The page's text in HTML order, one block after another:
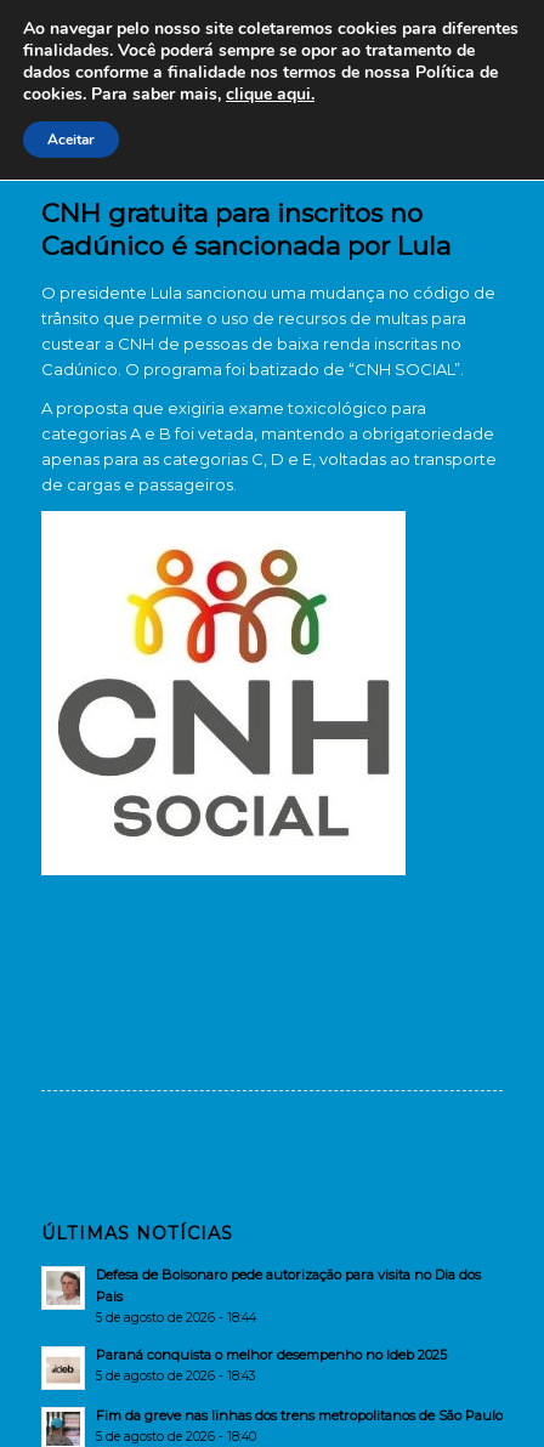
CNH gratuita para inscritos no
Cadúnico é sancionada por Lula
O presidente Lula sancionou uma mudança no código de
trânsito que permite o uso de recursos de multas para
custear a CNH de pessoas de baixa renda inscritas no
Cadúnico. O programa foi batizado de “CNH SOCIAL”.
A proposta que exigiria exame toxicológico para
categorias A e B foi vetada, mantendo a obrigatoriedade
apenas para as categorias C, D e E, voltadas ao transporte
de cargas e passageiros.
ÚLTIMAS NOTÍCIAS
Defesa de Bolsonaro pede autorização para visita no Dia dos
Pais
5 de agosto de 2026 - 18:44
Paraná conquista o melhor desempenho no Ideb 2025
5 de agosto de 2026 - 18:43
Fim da greve nas linhas dos trens metropolitanos de São Paulo
5 de agosto de 2026 - 18:40
Ao navegar pelo nosso site coletaremos cookies para diferentes
finalidades. Você poderá sempre se opor ao tratamento de
dados conforme a finalidade nos termos de nossa Política de
cookies. Para saber mais, clique aqui.
Aceitar